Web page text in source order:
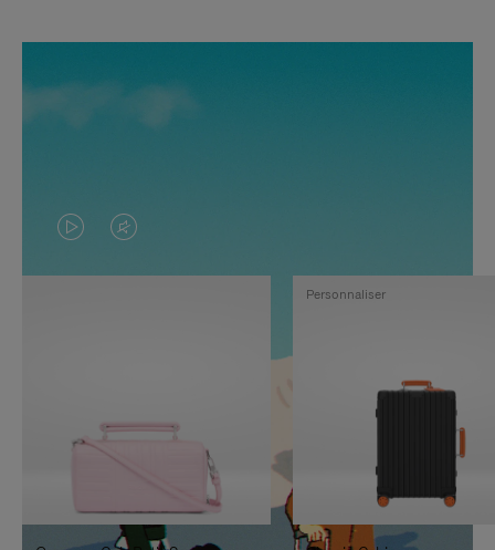
LA
VIDÉO
PAUSE,
APPUYEZ
SUR
LE
SON
DÉSACTIVÉ.
VEUILLEZ
Personnaliser